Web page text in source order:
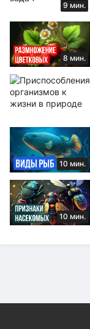
9 мин.
8 мин.
10 мин.
10 мин.